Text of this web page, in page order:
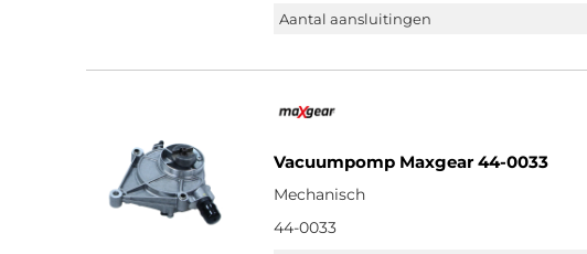
Aantal aansluitingen
Vacuumpomp Maxgear 44-0033
Mechanisch
44-0033